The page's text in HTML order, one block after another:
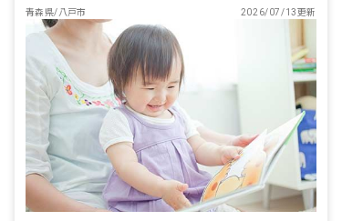
青森県/八戸市
2026/07/13更新